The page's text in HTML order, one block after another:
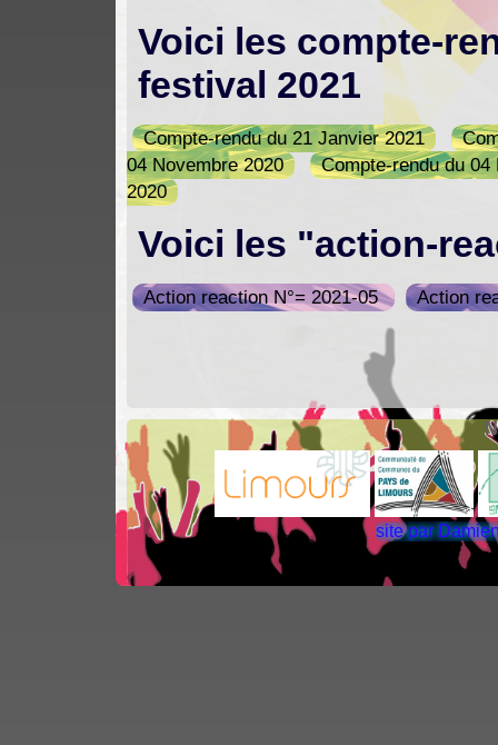
Voici les compte-
festival 2021
Compte-rendu du 21 Janvier 2021
04 Novembre 2020
Compte-rendu du 04
2020
Voici les "action-
Action reaction N°= 2021-05 Action
site par